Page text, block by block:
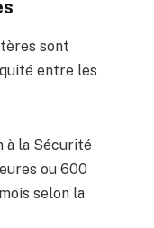
sont
entre les
à la Sécurité
ou 600
selon la